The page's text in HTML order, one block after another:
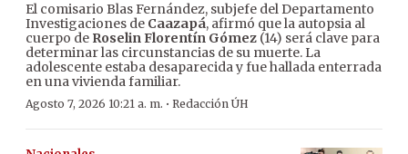
El comisario Blas Fernández, subjefe del Departamento
Investigaciones de Caazapá, afirmó que la autopsia al
cuerpo de Roselin Florentín Gómez (14) será clave para
determinar las circunstancias de su muerte. La
adolescente estaba desaparecida y fue hallada enterrada
en una vivienda familiar.
Agosto 7, 2026 10:21 a. m. · Redacción ÚH